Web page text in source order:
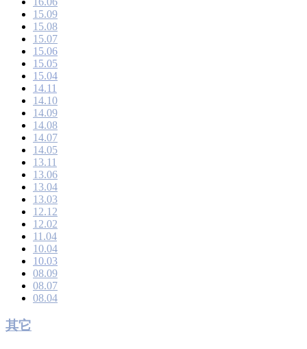
15.09
15.08
15.07
15.06
15.05
15.04
14.11
14.10
14.09
14.08
14.07
14.05
13.11
13.06
13.04
13.03
12.12
12.02
11.04
10.04
10.03
08.09
08.07
08.04
其它